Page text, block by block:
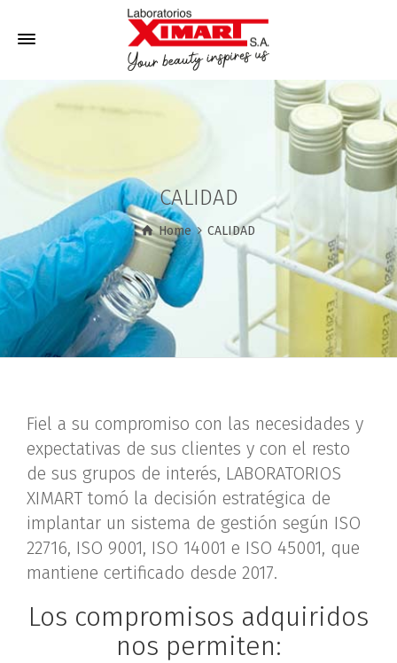
CALIDAD
Home CALIDAD
Fiel a su compromiso con las necesidades y
expectativas de sus clientes y con el resto
de sus grupos de interés, LABORATORIOS
XIMART tomó la decisión estratégica de
implantar un sistema de gestión según ISO
22716, ISO 9001, ISO 14001 e ISO 45001, que
mantiene certificado desde 2017.
Los compromisos adquiridos
nos permiten: